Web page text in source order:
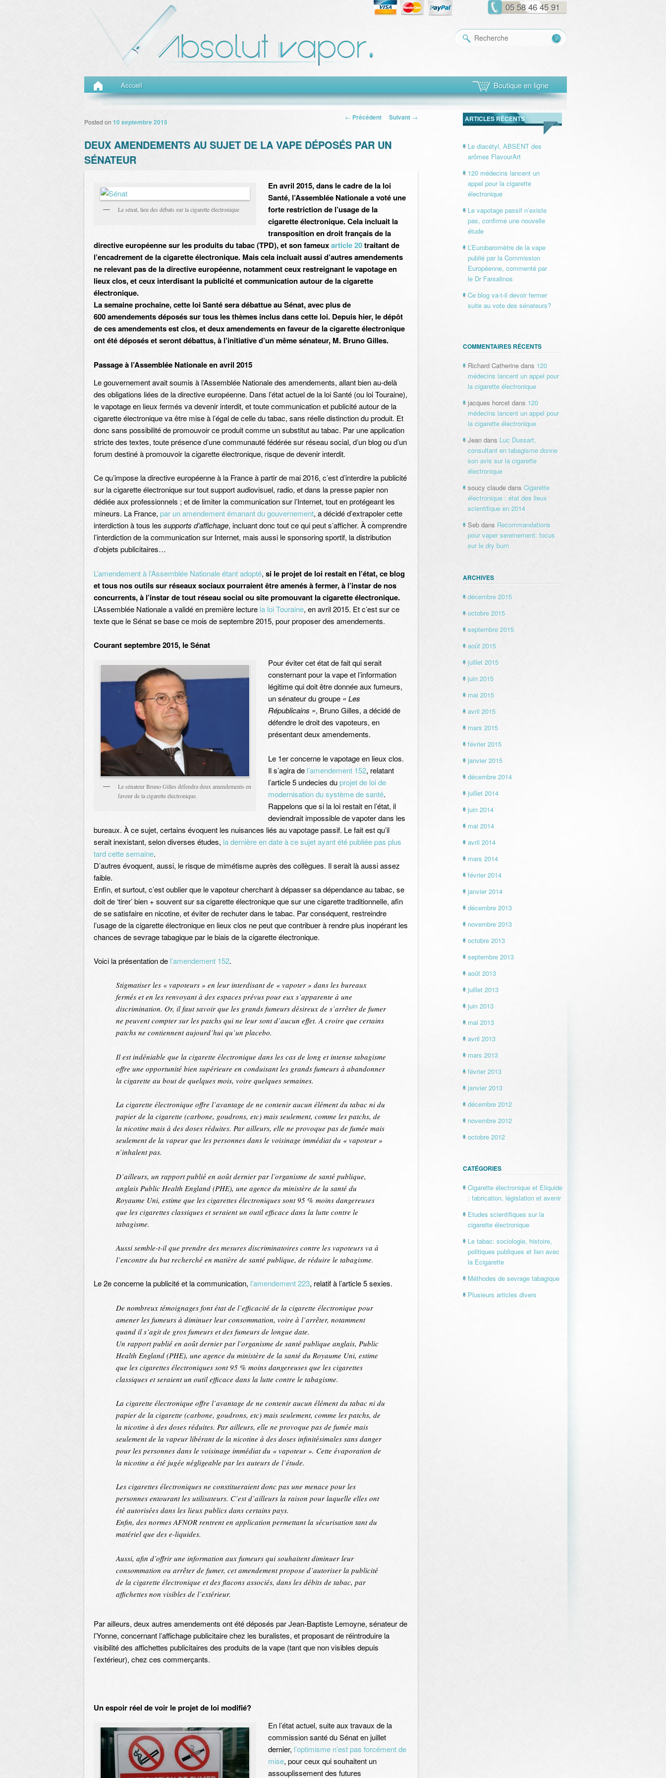
05 58 46 45 91
Menu principal
Aller au contenu principal
Aller au contenu secondaire
Accueil Boutique en ligne
Navigation des
← Précédent Suivant →
DEUX AMENDEMENTS AU SUJET DE LA VAPE DÉPOSÉS PAR UN
SÉNATEUR
Posted on 10 septembre 2015
Le sénat, lieu des débats sur la cigarette électronique
En avril 2015, dans le cadre de la loi
Santé, l’Assemblée Nationale a voté une
forte restriction de l’usage de la
cigarette électronique. Cela incluait la
transposition en droit français de la
directive européenne sur les produits du tabac (TPD), et son fameuxarticle 20traitant de
l’encadrement de la cigarette électronique. Mais cela incluait aussi d’autres amendements
ne relevant pas de la directive européenne, notamment ceux restreignant le vapotage en
lieux clos, et ceux interdisant la publicité et communication autour de la cigarette
électronique.
La semaine prochaine, cette loi Santé sera débattue au Sénat, avec plus de
600 amendements déposés sur tous les thèmes inclus dans cette loi. Depuis hier, le dépôt
de ces amendements est clos, et deux amendements en faveur de la cigarette électronique
ont été déposés et seront débattus, à l’initiative d’un même sénateur, M. Bruno Gilles.
Passage à l’Assemblée Nationale en avril 2015
Le gouvernement avait soumis à l’Assemblée Nationale des amendements, allant bien au-delà
des obligations liées de la directive européenne. Dans l’état actuel de la loi Santé (ou loi Touraine),
le vapotage en lieux fermés va devenir interdit, et toute communication et publicité autour de la
cigarette électronique va être mise à l’égal de celle du tabac, sans réelle distinction du produit. Et
donc sans possibilité de promouvoir ce produit comme un substitut au tabac. Par une application
stricte des textes, toute présence d’une communauté fédérée sur réseau social, d’un blog ou d’un
forum destiné à promouvoir la cigarette électronique, risque de devenir interdit.
Ce qu’impose la directive européenne à la France à partir de mai 2016, c’est d’interdire la publicité
sur la cigarette électronique sur tout support audiovisuel, radio, et dans la presse papier non
dédiée aux professionnels ; et de limiter la communication sur l’Internet, tout en protégeant les
mineurs. La France, par un amendement émanant du gouvernement, a décidé d’extrapoler cette
interdiction à tous les supports d’affichage, incluant donc tout ce qui peut s’afficher. À comprendre
l’interdiction de la communication sur Internet, mais aussi le sponsoring sportif, la distribution
d’objets publicitaires…
L’amendement à l’Assemblée Nationale étant adopté, si le projet de loi restait en l’état, ce blog
et tous nos outils sur réseaux sociaux pourraient être amenés à fermer, à l’instar de nos
concurrents, à l’instar de tout réseau social ou site promouvant la cigarette électronique.
L’Assemblée Nationale a validé en première lecture la loi Touraine, en avril 2015. Et c’est sur ce
texte que le Sénat se base ce mois de septembre 2015, pour proposer des amendements.
Courant septembre 2015, le Sénat
Le sénateur Bruno Gilles défendra deux amendements en
faveur de la cigarette électronique.
Pour éviter cet état de fait qui serait
consternant pour la vape et l’information
légitime qui doit être donnée aux fumeurs,
un sénateur du groupe « Les
Républicains », Bruno Gilles, a décidé de
défendre le droit des vapoteurs, en
présentant deux amendements.
Le 1er concerne le vapotage en lieux clos.
Il s’agira de l’amendement 152, relatant
l’article 5 undecies duprojet de loi de
modernisation du système de santé.
Rappelons que si la loi restait en l’état, il
deviendrait impossible de vapoter dans les
bureaux. À ce sujet, certains évoquent les nuisances liés au vapotage passif. Le fait est qu’il
serait inexistant, selon diverses études, la dernière en date à ce sujet ayant été publiée pas plus
tard cette semaine.
D’autres évoquent, aussi, le risque de mimétisme auprès des collègues. Il serait là aussi assez
faible.
Enfin, et surtout, c’est oublier que le vapoteur cherchant à dépasser sa dépendance au tabac, se
doit de ‘tirer’ bien + souvent sur sa cigarette électronique que sur une cigarette traditionnelle, afin
de se satisfaire en nicotine, et éviter de rechuter dans le tabac. Par conséquent, restreindre
l’usage de la cigarette électronique en lieux clos ne peut que contribuer à rendre plus inopérant les
chances de sevrage tabagique par le biais de la cigarette électronique.
Voici la présentation de l’amendement 152.
Stigmatiser les « vapoteurs » en leur interdisant de « vapoter » dans les bureaux
fermés et en les renvoyant à des espaces prévus pour eux s’apparente à une
discrimination. Or, il faut savoir que les grands fumeurs désireux de s’arrêter de fumer
ne peuvent compter sur les patchs qui ne leur sont d’aucun effet. A croire que certains
patchs ne contiennent aujourd’hui qu’un placebo.
Il est indéniable que la cigarette électronique dans les cas de long et intense tabagisme
offre une opportunité bien supérieure en conduisant les grands fumeurs à abandonner
la cigarette au bout de quelques mois, voire quelques semaines.
La cigarette électronique offre l’avantage de ne contenir aucun élément du tabac ni du
papier de la cigarette (carbone, goudrons, etc) mais seulement, comme les patchs, de
la nicotine mais à des doses réduites. Par ailleurs, elle ne provoque pas de fumée mais
seulement de la vapeur que les personnes dans le voisinage immédiat du « vapoteur »
n’inhalent pas.
D’ailleurs, un rapport publié en août dernier par l’organisme de santé publique,
anglais Public Health England (PHE), une agence du ministère de la santé du
Royaume Uni, estime que les cigarettes électroniques sont 95 % moins dangereuses
que les cigarettes classiques et seraient un outil efficace dans la lutte contre le
tabagisme.
Aussi semble-t-il que prendre des mesures discriminatoires contre les vapoteurs va à
l’encontre du but recherché en matière de santé publique, de réduire le tabagisme.
Le 2e concerne la publicité et la communication, l’amendement 223, relatif à l’article 5 sexies.
De nombreux témoignages font état de l’efficacité de la cigarette électronique pour
amener les fumeurs à diminuer leur consommation, voire à l’arrêter, notamment
quand il s’agit de gros fumeurs et des fumeurs de longue date.
Un rapport publié en août dernier par l’organisme de santé publique anglais, Public
Health England (PHE), une agence du ministère de la santé du Royaume Uni, estime
que les cigarettes électroniques sont 95 % moins dangereuses que les cigarettes
classiques et seraient un outil efficace dans la lutte contre le tabagisme.
La cigarette électronique offre l’avantage de ne contenir aucun élément du tabac ni du
papier de la cigarette (carbone, goudrons, etc) mais seulement, comme les patchs, de
la nicotine à des doses réduites. Par ailleurs, elle ne provoque pas de fumée mais
seulement de la vapeur libérant de la nicotine à des doses infinitésimales sans danger
pour les personnes dans le voisinage immédiat du « vapoteur ». Cette évaporation de
la nicotine a été jugée négligeable par les auteurs de l’étude.
Les cigarettes électroniques ne constitueraient donc pas une menace pour les
personnes entourant les utilisateurs. C’est d’ailleurs la raison pour laquelle elles ont
été autorisées dans les lieux publics dans certains pays.
Enfin, des normes AFNOR rentrent en application permettant la sécurisation tant du
matériel que des e-liquides.
Aussi, afin d’offrir une information aux fumeurs qui souhaitent diminuer leur
consommation ou arrêter de fumer, cet amendement propose d’autoriser la publicité
de la cigarette électronique et des flacons associés, dans les débits de tabac, par
affichettes non visibles de l’extérieur.
Par ailleurs, deux autres amendements ont été déposés par Jean-Baptiste Lemoyne, sénateur de
l’Yonne, concernant l’affichage publicitaire chez les buralistes, et proposant de réintroduire la
visibilité des affichettes publicitaires des produits de la vape (tant que non visibles depuis
l’extérieur), chez ces commerçants.
Un espoir réel de voir le projet de loi modifié?
En l’état actuel, suite aux travaux de la
commission santé du Sénat en juillet
dernier, l’optimisme n’est pas forcément de
mise, pour ceux qui souhaitent un
assouplissement des futures
ARTICLES RÉCENTS
Le diacétyl, ABSENT des
arômes FlavourArt
120 médecins lancent un
appel pour la cigarette
électronique
Le vapotage passif n’existe
pas, confirme une nouvelle
étude
L’Eurobaromètre de la vape
publié par la Commission
Européenne, commenté par
le Dr Farsalinos
Ce blog va-t-il devoir fermer
suite au vote des sénateurs?
COMMENTAIRES RÉCENTS
Richard Catherinedans 120
médecins lancent un appel pour
la cigarette électronique
jacques horcetdans 120
médecins lancent un appel pour
la cigarette électronique
Jeandans Luc Dussart,
consultant en tabagisme donne
son avis sur la cigarette
électronique
soucy claudedans Cigarette
électronique : état des lieux
scientifique en 2014
Sebdans Recommandations
pour vaper sereinement: focus
sur le dry burn
ARCHIVES
décembre 2015
octobre 2015
septembre 2015
août 2015
juillet 2015
juin 2015
mai 2015
avril 2015
mars 2015
février 2015
janvier 2015
décembre 2014
juillet 2014
juin 2014
mai 2014
avril 2014
mars 2014
février 2014
janvier 2014
décembre 2013
novembre 2013
octobre 2013
septembre 2013
août 2013
juillet 2013
juin 2013
mai 2013
avril 2013
mars 2013
février 2013
janvier 2013
décembre 2012
novembre 2012
octobre 2012
CATÉGORIES
Cigarette électronique et Eliquide
: fabrication, législation et avenir
Etudes scientifiques sur la
cigarette électronique
Le tabac: sociologie, histoire,
politiques publiques et lien avec
la Ecigarette
Méthodes de sevrage tabagique
Plusieurs articles divers